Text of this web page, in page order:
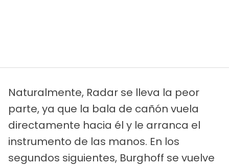
Naturalmente, Radar se lleva la peor
parte, ya que la bala de cañón vuela
directamente hacia él y le arranca el
instrumento de las manos. En los
segundos siguientes, Burghoff se vuelve